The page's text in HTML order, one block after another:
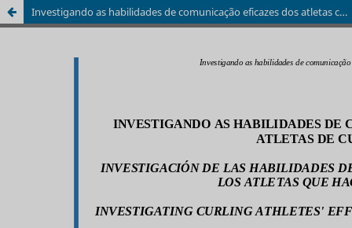
Investigando as habilidades de comunicação eficazes dos atletas curling